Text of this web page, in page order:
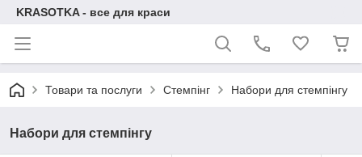
KRASOTKA - все для краси
Товари та послуги Стемпінг Набори для стемпінгу
Набори для стемпінгу